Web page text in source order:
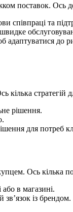
поставок. Ось
співпраці та
до
кілька стратегій
рішення.
для потреб
Ось кілька
в магазині.
із брендом.